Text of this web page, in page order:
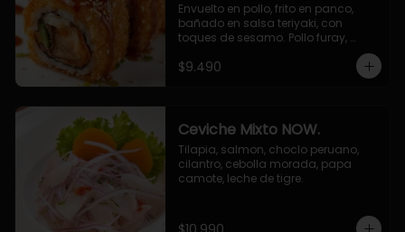
Envuelto en pollo, frito en panco,
bañado en salsa teriyaki, con
toques de sesamo. Pollo furay,
queso, champiñon furay, cebollin.
$9.490
Ceviche Mixto NOW.
Tilapia, salmon, choclo peruano,
cilantro, cebolla morada, papa
camote, leche de tigre.